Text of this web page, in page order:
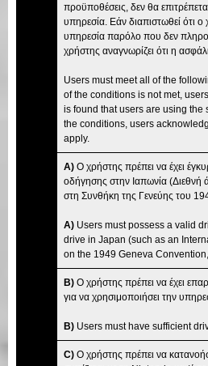
προϋποθέσεις, δεν θα
υπηρεσία. Εάν διαπιστωθεί ότι ο
υπηρεσία παρόλο που δεν
χρήστης αναγνωρίζει ότι η
Users must meet all of the
of the conditions is not met,
is found that users are using the
the conditions, users
apply.
A) Ο χρήστης πρέπει να έχει
οδήγησης στην Ιαπωνία (Διεθνή
στη Συνθήκη της Γενεύης του
A) Users must possess a valid
drive in Japan (such as an
on the 1949 Geneva
B) Ο χρήστης πρέπει να έχει
για να χρησιμοποιήσει την
B) Users must have sufficient
C) Ο χρήστης πρέπει να